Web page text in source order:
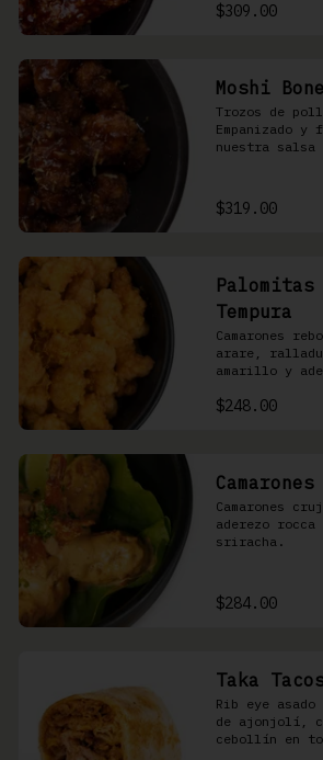
$309.00
Moshi
Trozos de
Empanizado y
nuestra
$319.00
Palomitas
Tempura
Camarones
arare,
amarillo y
$248.00
Camarones
Camarones
aderezo rocca
sriracha.
$284.00
Taka
Rib eye
de ajonjolí,
cebollín en